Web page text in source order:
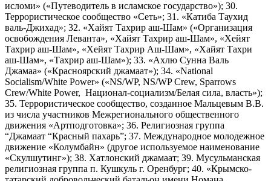
исломи» («Путеводитель в исламское государство»); 30.
Террористическое сообщество «Сеть»; 31. «Катиба Таухид
валь-Джихад»; 32. «Хайят Тахрир аш-Шам» («Организация
освобождения Леванта», «Хайят Тахрир аш-Шам», «Хейят
Тахрир аш-Шам», «Хейят Тахрир Аш-Шам», «Хайят Тахри
аш-Шам», «Тахрир аш-Шам»); 33. «Ахлю Сунна Валь
Джамаа» («Красноярский джамаат»); 34. «National
Socialism/White Power» («NS/WP, NS/WP Crew, Sparrows
Crew/White Power, Национал-социализм/Белая сила, власть»);
35. Террористическое сообщество, созданное Мальцевым В.В.
из числа участников Межрегионального общественного
движения «Артподготовка»; 36. Религиозная группа
“Джамаат “Красный пахарь”; 37. Международное молодежное
движение «Колумбайн» (другое используемое наименование
«Скулшутинг»); 38. Хатлонский джамаат; 39. Мусульманская
религиозная группа п. Кушкуль г. Оренбург; 40. «Крымско-